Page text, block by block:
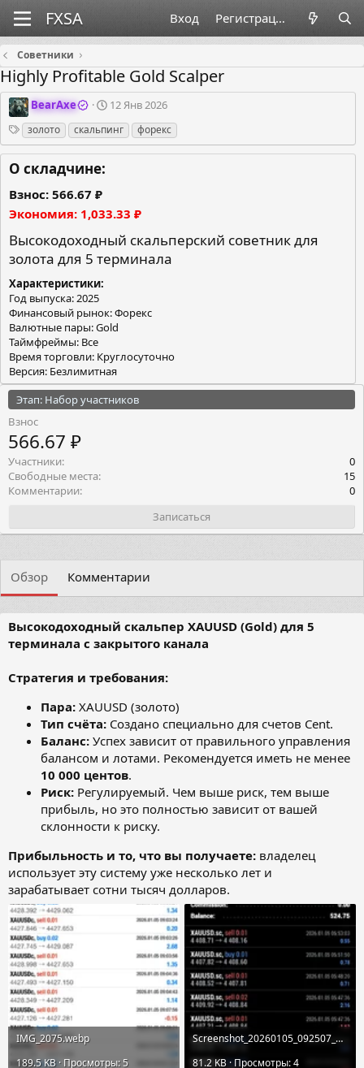
Вход Регистрация
Советники
Highly Profitable Gold Scalper
О
г
а
н
и
з
т
о
BearAxe
Д
т
а
а
н
я
12 Янв 2026
Теги
золото скальпинг форекс
О складчине:
Взнос 566.67 ₽
Экономия 1,033.33 ₽
Высокодоходный скальперский советник для
золота для 5 терминала
Характеристики
Год выпуска: 2025
Финансовый рынок: Форекс
Валютные пары: Gold
Таймфреймы: Все
Время торговли: Круглосуточно
Версия: Безлимитная
Этап: Набор участников
Взнос
566.67 ₽
Участники
0
Свободные места
15
Комментарии
0
Записаться
Обзор Комментарии
Высокодоходный скальпер XAUUSD (Gold) для 5
терминала с закрытого канала
Стратегия и требования:
Пара: XAUUSD (золото)
Тип счёта: Создано специально для счетов Cent.
Баланс: Успех зависит от правильного управления
балансом и лотами. Рекомендуется иметь не менее
10 000 центов.
Риск: Регулируемый. Чем выше риск, тем выше
прибыль, но это полностью зависит от вашей
склонности к риску.
Прибыльность и то, что вы получаете: владелец
использует эту систему уже несколько лет и
зарабатывает сотни тысяч долларов.
IMG_2075.webp
189.5 KB · Просмотры: 5
Screenshot_20260105_092507_MetaTrader 5.webp
81.2 KB · Просмотры: 4